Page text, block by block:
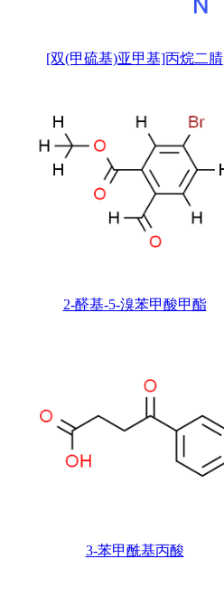
[双(甲硫基)亚甲基]丙烷二腈
2-醛基-5-溴苯甲酸甲酯
3-苯甲酰基丙酸